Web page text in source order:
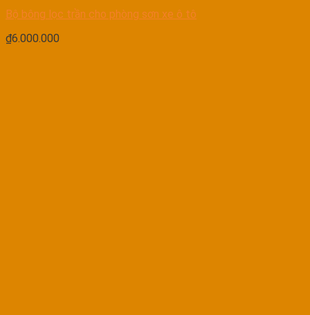
Bộ bông lọc trần cho phòng sơn xe ô tô
₫6.000.000